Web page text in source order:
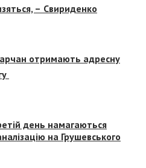
– Свириденко
отримають адресну
день намагаються
на Грушевського